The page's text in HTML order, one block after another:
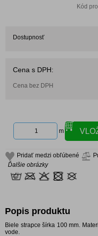
Kód
Dostupnosť
Cena s DPH:
Cena bez DPH
m
Pridať medzi obľúbené
Ďalšie obrázky
Popis produktu
Biele strapce šírka 100 mm.
vode.